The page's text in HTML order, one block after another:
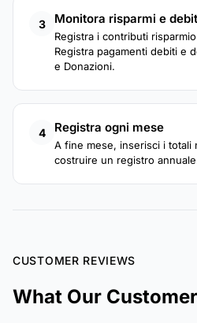
3 Monitora risparmi e
Registra i contributi
Registra pagamenti debiti e
e Donazioni.
4 Registra ogni mese
A fine mese, inserisci i totali
costruire un registro
CUSTOMER REVIEWS
What Our